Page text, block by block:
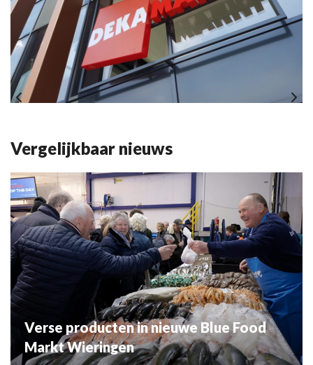
Vergelijkbaar nieuws
Verse producten in nieuwe Blue Food
Markt Wieringen